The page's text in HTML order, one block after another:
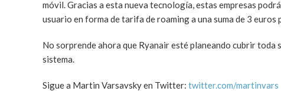
móvil. Gracias a esta nueva tecnología, estas empresas
usuario en forma de tarifa de roaming a una suma de 3
No sorprende ahora que Ryanair esté planeando cubrir
sistema.
Sigue a Martin Varsavsky en Twitter: twitter.com/martinvars